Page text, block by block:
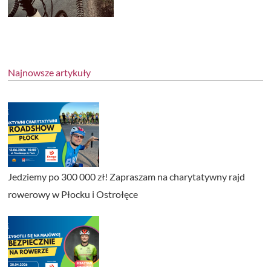
Najnowsze artykuły
Jedziemy po 300 000 zł! Zapraszam na charytatywny rajd
rowerowy w Płocku i Ostrołęce